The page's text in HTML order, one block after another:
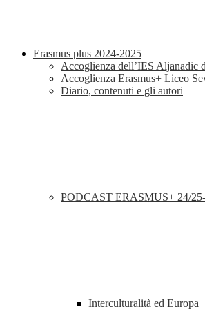
Erasmus plus 2024-2025
Accoglienza dell’IES Aljanadic
Accoglienza Erasmus+ Liceo
Diario, contenuti e gli autori
PODCAST ERASMUS+ 24/
Interculturalità ed Europa